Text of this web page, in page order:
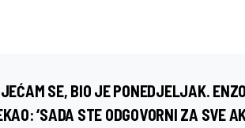
SE, BIO JE PONEDJELJAK. ENZO
‘SADA STE ODGOVORNI ZA SVE